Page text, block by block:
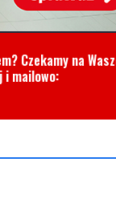
Czekamy na
i mailowo: